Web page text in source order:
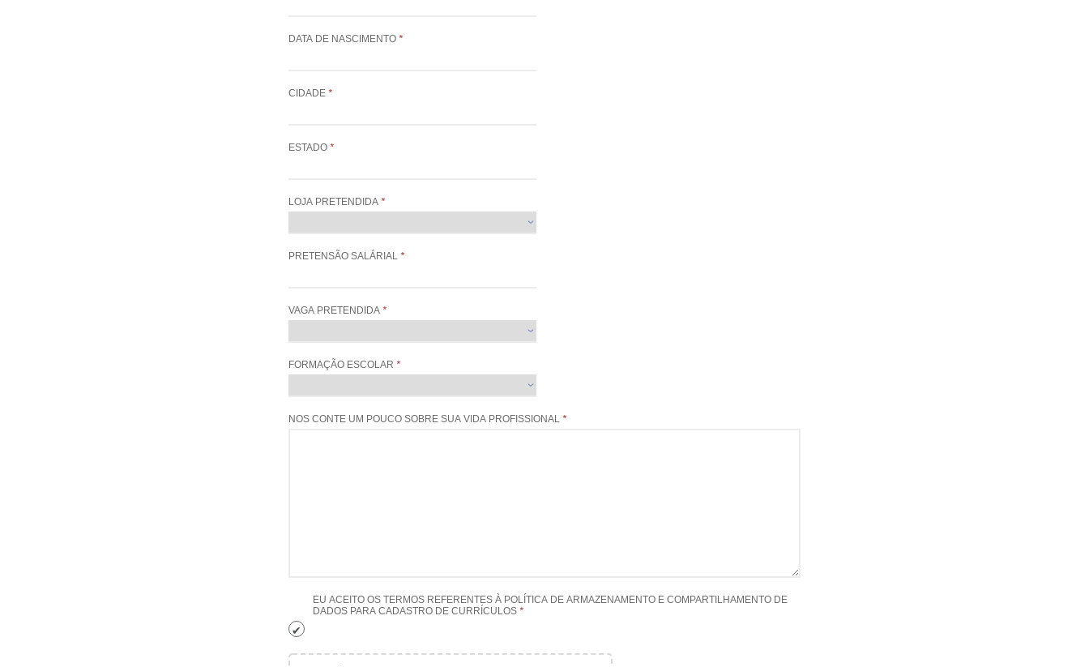
DATA DE NASCIMENTO *
CIDADE *
ESTADO *
LOJA PRETENDIDA *
PRETENSÃO SALÁRIAL *
VAGA PRETENDIDA *
FORMAÇÃO ESCOLAR *
NOS CONTE UM POUCO SOBRE SUA VIDA PROFISSIONAL *
EU ACEITO OS TERMOS REFERENTES À POLÍTICA DE ARMAZENAMENTO E COMPARTILHAMENTO DE
DADOS PARA CADASTRO DE CURRÍCULOS *